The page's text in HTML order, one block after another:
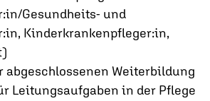
Gesundheits- und
Kinderkrankenpfleger:in,
abgeschlossenen Weiterbildung
Leitungsaufgaben in der Pflege